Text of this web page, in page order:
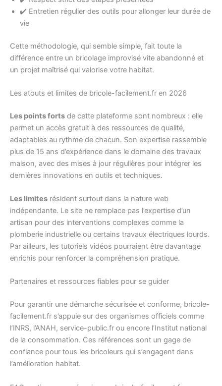
✔️ Entretien régulier des outils pour allonger leur durée de
vie
Cette méthodologie, qui semble simple, fait toute la
différence entre un bricolage improvisé vite abandonné et
un projet maîtrisé qui valorise votre habitat.
Les atouts et limites de bricole-facilement.fr en 2026
Les points forts de cette plateforme sont nombreux : elle
permet un accès gratuit à des ressources de qualité,
adaptables au rythme de chacun. Son expertise rassemble
plus de 15 ans d’expérience dans le domaine des travaux
maison, avec des mises à jour régulières pour intégrer les
dernières innovations en outils et techniques.
Les limites résident surtout dans la nature web
indépendante. Le site ne remplace pas l’expertise d’un
artisan pour des interventions complexes comme la
plomberie industrielle ou certains travaux électriques lourds.
Par ailleurs, les tutoriels vidéos pourraient être davantage
enrichis pour renforcer la compréhension pratique.
Partenaires et ressources fiables pour se guider
Pour garantir une démarche sécurisée et conforme, bricole-
facilement.fr s’appuie sur des organismes officiels comme
l’INRS, l’ANAH, service-public.fr ou encore l’Institut national
de la consommation. Ces références sont un gage de
confiance pour tous les bricoleurs qui s’engagent dans
l’amélioration habitat.